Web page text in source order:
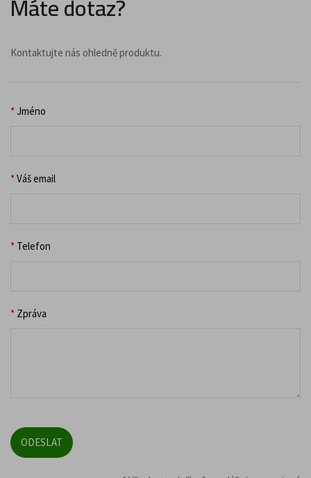
Kontaktujte nás ohledně produktu.
*Jméno
*Váš email
* Telefon
* Zpráva